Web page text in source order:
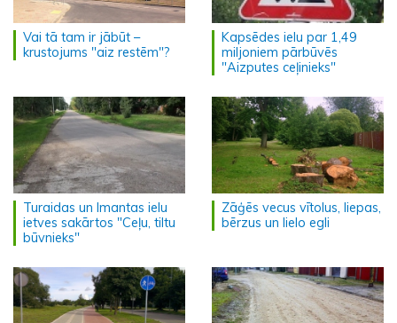
Vai tā tam ir jābūt –
krustojums "aiz restēm"?
Kapsēdes ielu par 1,49
miljoniem pārbūvēs
"Aizputes ceļinieks"
Turaidas un Imantas ielu
ietves sakārtos "Ceļu, tiltu
būvnieks"
Zāģēs vecus vītolus, liepas,
bērzus un lielo egli